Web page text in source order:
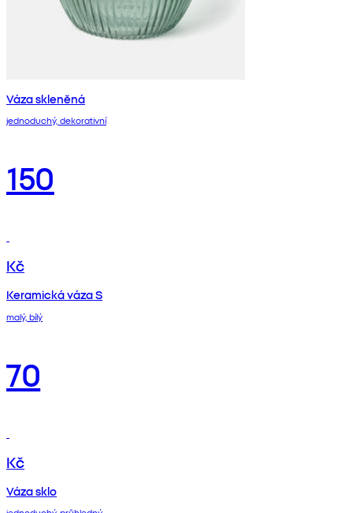
Váza skleněná
jednoduchý, dekorativní
150
Kč
Keramická váza S
malý, bílý
70
Kč
Váza sklo